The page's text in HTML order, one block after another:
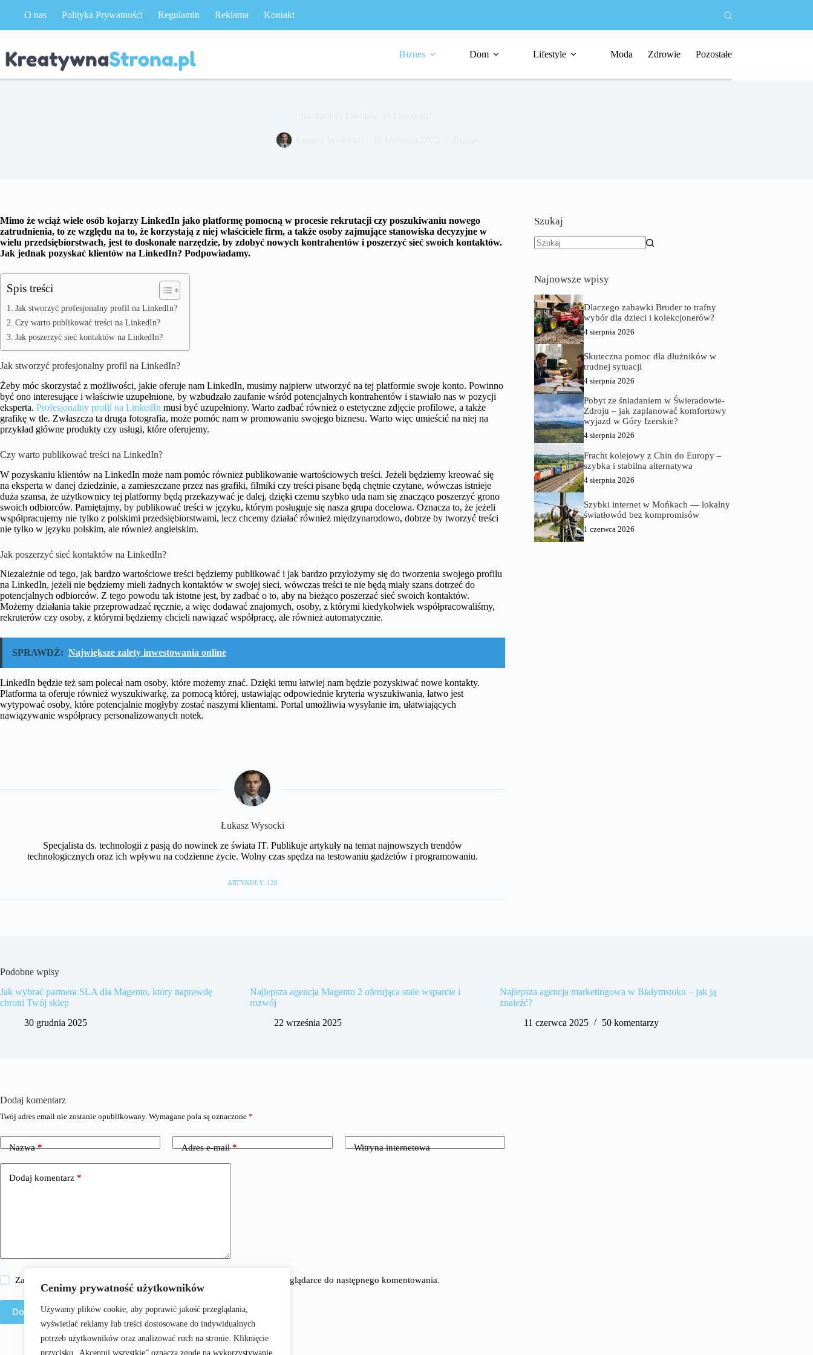
Cenimy prywatność użytkowników
Używamy plików cookie, aby poprawić jakość przeglądania,
wyświetlać reklamy lub treści dostosowane do indywidualnych
potrzeb użytkowników oraz analizować ruch na stronie. Kliknięcie
przycisku „Akceptuj wszystkie” oznacza zgodę na wykorzystywanie
O nas Polityka Prywatności Regulamin Reklama Kontakt
Biznes Dom Lifestyle Moda Zdrowie Pozostałe
Mimo że wciąż wiele osób kojarzy LinkedIn jako platformę pomocną w procesie rekrutacji czy poszukiwaniu nowego
zatrudnienia, to ze względu na to, że korzystają z niej właściciele firm, a także osoby zajmujące stanowiska decyzyjne w
wielu przedsiębiorstwach, jest to doskonałe narzędzie, by zdobyć nowych kontrahentów i poszerzyć sieć swoich kontaktów.
Jak jednak pozyskać klientów na LinkedIn? Podpowiadamy.
Spis treści
Jak stworzyć profesjonalny profil na LinkedIn?
Czy warto publikować treści na LinkedIn?
Jak poszerzyć sieć kontaktów na LinkedIn?
Jak stworzyć profesjonalny profil na LinkedIn?
Żeby móc skorzystać z możliwości, jakie oferuje nam LinkedIn, musimy najpierw utworzyć na tej platformie swoje konto. Powinno
być ono interesujące i właściwie uzupełnione, by wzbudzało zaufanie wśród potencjalnych kontrahentów i stawiało nas w pozycji
eksperta. Profesjonalny profil na LinkedIn musi być uzupełniony. Warto zadbać również o estetyczne zdjęcie profilowe, a także
grafikę w tle. Zwłaszcza ta druga fotografia, może pomóc nam w promowaniu swojego biznesu. Warto więc umieścić na niej na
przykład główne produkty czy usługi, które oferujemy.
Czy warto publikować treści na LinkedIn?
W pozyskaniu klientów na LinkedIn może nam pomóc również publikowanie wartościowych treści. Jeżeli będziemy kreować się
na eksperta w danej dziedzinie, a zamieszczane przez nas grafiki, filmiki czy treści pisane będą chętnie czytane, wówczas istnieje
duża szansa, że użytkownicy tej platformy będą przekazywać je dalej, dzięki czemu szybko uda nam się znacząco poszerzyć grono
swoich odbiorców. Pamiętajmy, by publikować treści w języku, którym posługuje się nasza grupa docelowa. Oznacza to, że jeżeli
współpracujemy nie tylko z polskimi przedsiębiorstwami, lecz chcemy działać również międzynarodowo, dobrze by tworzyć treści
nie tylko w języku polskim, ale również angielskim.
Jak poszerzyć sieć kontaktów na LinkedIn?
Niezależnie od tego, jak bardzo wartościowe treści będziemy publikować i jak bardzo przyłożymy się do tworzenia swojego profilu
na LinkedIn, jeżeli nie będziemy mieli żadnych kontaktów w swojej sieci, wówczas treści te nie będą miały szans dotrzeć do
potencjalnych odbiorców. Z tego powodu tak istotne jest, by zadbać o to, aby na bieżąco poszerzać sieć swoich kontaktów.
Możemy działania takie przeprowadzać ręcznie, a więc dodawać znajomych, osoby, z którymi kiedykolwiek współpracowaliśmy,
rekruterów czy osoby, z którymi będziemy chcieli nawiązać współpracę, ale również automatycznie.
SPRAWDŹ: Największe zalety inwestowania online
LinkedIn będzie też sam polecał nam osoby, które możemy znać. Dzięki temu łatwiej nam będzie pozyskiwać nowe kontakty.
Platforma ta oferuje również wyszukiwarkę, za pomocą której, ustawiając odpowiednie kryteria wyszukiwania, łatwo jest
wytypować osoby, które potencjalnie mogłyby zostać naszymi klientami. Portal umożliwia wysyłanie im, ułatwiających
nawiązywanie współpracy personalizowanych notek.
Łukasz Wysocki
Specjalista ds. technologii z pasją do nowinek ze świata IT. Publikuje artykuły na temat najnowszych trendów
technologicznych oraz ich wpływu na codzienne życie. Wolny czas spędza na testowaniu gadżetów i programowaniu.
ARTYKUŁY: 120
Szukaj
Najnowsze wpisy
Dlaczego zabawki Bruder to trafny
wybór dla dzieci i kolekcjonerów?
4 sierpnia 2026
Skuteczna pomoc dla dłużników w
trudnej sytuacji
4 sierpnia 2026
Pobyt ze śniadaniem w Świeradowie-
Zdroju – jak zaplanować komfortowy
wyjazd w Góry Izerskie?
4 sierpnia 2026
Fracht kolejowy z Chin do Europy –
szybka i stabilna alternatywa
4 sierpnia 2026
Szybki internet w Mońkach — lokalny
światłowód bez kompromisów
1 czerwca 2026
Podobne wpisy
Jak wybrać partnera SLA dla Magento, który naprawdę
chroni Twój sklep
30 grudnia 2025
Najlepsza agencja Magento 2 oferująca stałe wsparcie i
rozwój
22 września 2025
Najlepsza agencja marketingowa w Białymstoku – jak ją
znaleźć?
11 czerwca 2025
50 komentarzy
Dodaj komentarz
Twój adres email nie zostanie opublikowany. Wymagane pola są oznaczone *
Nazwa* Adres e-mail* Witryna internetowa
Dodaj komentarz *
Zapisz moje imię i nazwisko, adres e-mail i stronę internetową w tej przeglądarce do następnego komentowania.
Dodaj komentarz